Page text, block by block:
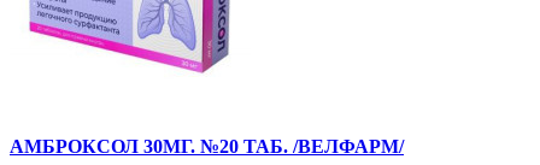
АМБРОКСОЛ 30МГ. №20 ТАБ. /ВЕЛФАРМ/